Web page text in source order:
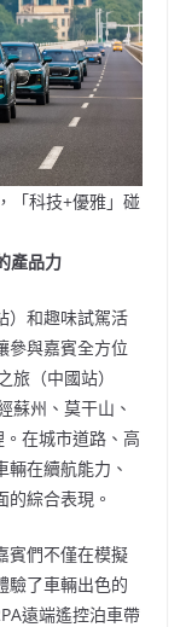
「科技+優雅」碰
產品力
）和趣味試駕活
參與嘉賓全方位
旅（中國站）
蘇州、莫干山、
在城市道路、高
在續航能力、
綜合表現。
賓們不僅在模擬
驗了車輛出色的
遠端遙控泊車帶